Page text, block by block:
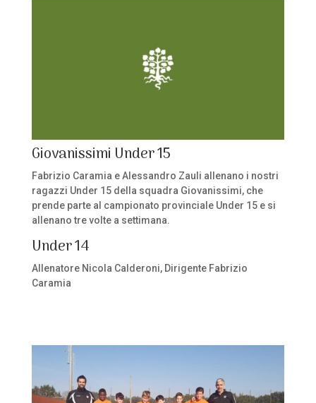
Giovanissimi Under 15
Fabrizio Caramia e Alessandro Zauli allenano i nostri
ragazzi Under 15 della squadra Giovanissimi, che
prende parte al campionato provinciale Under 15 e si
allenano tre volte a settimana.
Under 14
Allenatore Nicola Calderoni, Dirigente Fabrizio
Caramia